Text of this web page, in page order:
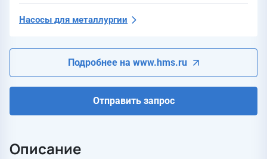
Насосы для металлургии
Подробнее на www.hms.ru
Отправить запрос
Описание